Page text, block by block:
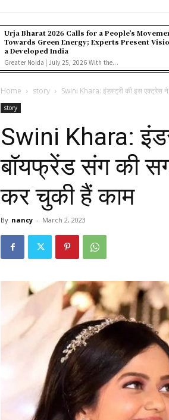
Urja Bharat 2026 Calls for a People’s
Towards Green Energy; Experts Present
a Developed India
Greater Noida | July 25, 2026 With the...
Home story Swini Khara: इंडस्ट्री की इस एक्ट्रेस
story
Swini Khara:
बॉयफ्रेंड संग की
कर चुकी हैं काम
By nancy - March 2, 2023